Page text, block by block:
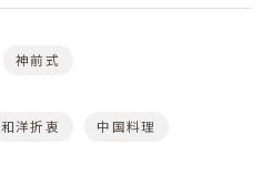
神前式
和洋折衷 中国料理